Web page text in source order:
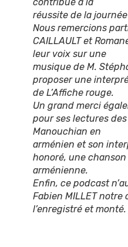
contribué à la
réussite de la
Nous remercions
CAILLAULT et
leur voix sur une
musique de M.
proposer une
de L’Affiche rouge.
Un grand merci
pour ses lectures
Manouchian en
arménien et son
honoré, une
arménienne.
Enfin, ce podcast
Fabien MILLET notre
l’enregistré et monté.